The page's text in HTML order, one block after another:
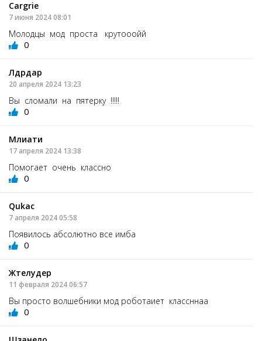
Cargrie
7 июня 2024 08:01
Молодцы мод проста крутооойй
0
Лдрдар
20 апреля 2024 13:23
Вы сломали на пятерку !!!!!
0
Млиати
17 апреля 2024 13:38
Помогает очень классно
0
Qukac
7 апреля 2024 05:58
Появилось абсолютно все имба
0
Жтелудер
11 февраля 2024 06:57
Вы просто волшебники мод роботаиет классннаа
0